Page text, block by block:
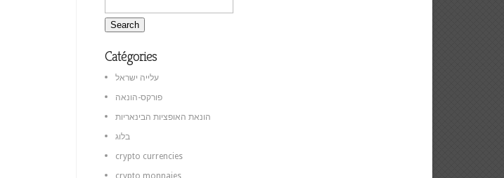
Catégories
עלייה ישראל
פורקס-הונאה
הונאת האופציות הבינאריות
בלוג
crypto currencies